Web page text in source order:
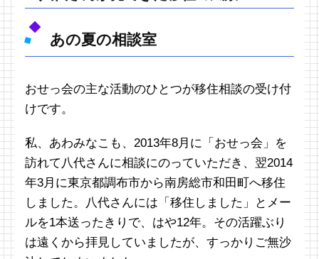
あの夏の相談室
おせっ会の主な活動のひとつが移住相談の受け付
けです。
私、あわみなこも、2013年8月に「おせっ会」を
訪れて八代さんに相談にのっていただき、翌2014
年3月に東京都調布市から南房総市和田町へ移住
しました。八代さんには「移住しました」とメー
ルを1本送ったきりで、はや12年。その活躍ぶり
は遠くから拝見していましたが、すっかりご無沙